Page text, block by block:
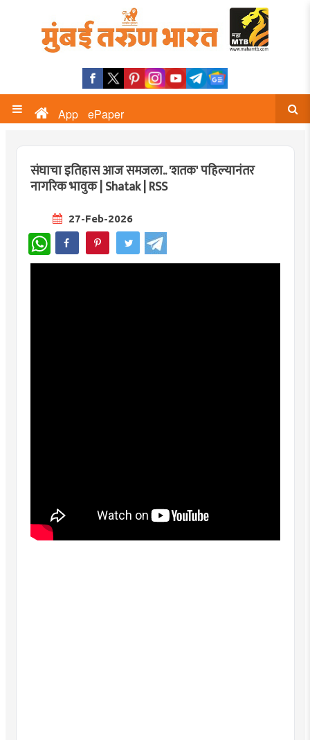
App ePaper
संघाचा इतिहास आज समजला.. 'शतक' पहिल्यानंतर
नागरिक भावुक | Shatak | RSS
27-Feb-2026
WhatsApp